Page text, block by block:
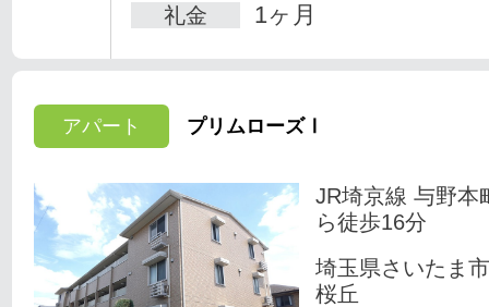
礼金 1ヶ月
アパート プリムローズⅠ
JR埼京線 与野本
ら徒歩16分
埼玉県さいたま
桜丘